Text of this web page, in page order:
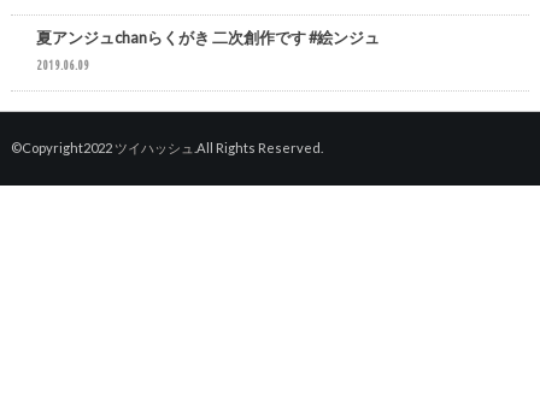
#絵ンジュ
夏アンジュchanらくがき 二次創作です #絵ンジュ
2019.06.09
©Copyright2022 ツイハッシュ .All Rights Reserved.